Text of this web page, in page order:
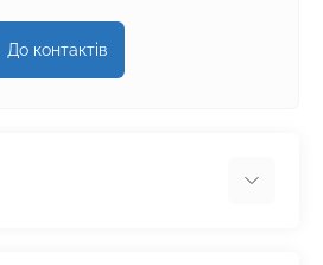
До контактів